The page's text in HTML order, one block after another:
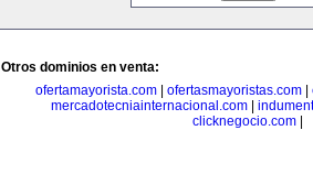
Otros dominios en venta:
ofertamayorista.com
ofertasmayoristas.com
mercadotecniainternacional.com
clicknegocio.com